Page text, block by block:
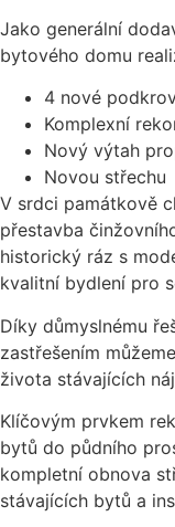
Jako generální
bytového domu
4 nové
Komplexní
Nový výtah
Novou střechu
V srdci památkově
přestavba
historický ráz s
kvalitní bydlení pro
Díky důmyslnému
zastřešením
života stávajících
Klíčovým prvkem
bytů do půdního
kompletní obnova
stávajících bytů a